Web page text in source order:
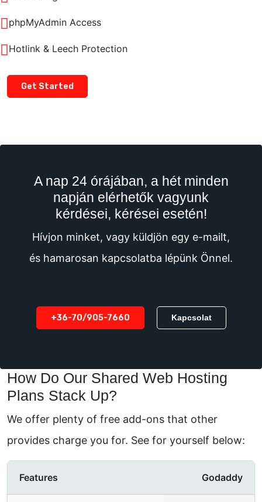
phpMyAdmin Access
Hotlink & Leech Protection
Get Started
A nap 24 órájában, a hét minden
napján elérhetők vagyunk
kérdései, kérései esetén!
Hívjon minket, vagy küldjön egy e-mailt,
és hamarosan kapcsolatba lépünk Önnel.
+36-70/905-7660 Kapcsolat
How Do Our Shared Web Hosting
Plans Stack Up?
We offer plenty of free add-ons that other
provides charge you for. See for yourself below:
Features Godaddy